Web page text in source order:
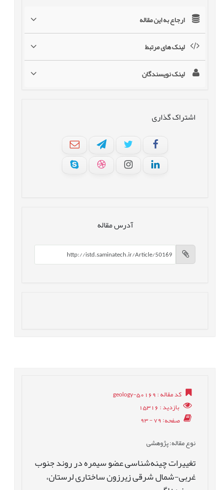
ارجاع به این مقاله
لینک های مرتبط
لینک نویسندگان
اشتراک گذاری
آدرس مقاله
کد مقاله: geology-50169
بازدید: 15316
صفحه: 79 - 93
نوع مقاله: پژوهشی
تغییرات چینه‌شناسی عضو سیمره در روند جنوب
غربی-شمال شرقی زیرزون ساختاری لرستان،